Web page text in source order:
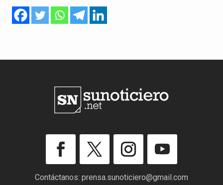
Contáctanos: prensa.sunoticiero@gmail.com